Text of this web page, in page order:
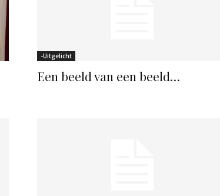
-Uitgelicht
Een beeld van een beeld…